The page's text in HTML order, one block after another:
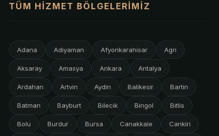
TÜM HIZMET BÖLGELERIMIZ
Adana Adiyaman Afyonkarahisar Agri
Aksaray Amasya Ankara Antalya
Ardahan Artvin Aydin Balikesir Bartin
Batman Bayburt Bilecik Bingol Bitlis
Bolu Burdur Bursa Canakkale Cankiri